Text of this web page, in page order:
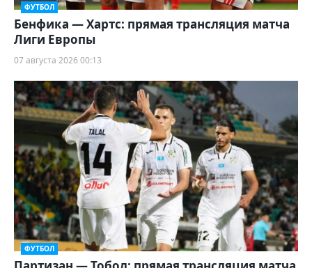
ФУТБОЛ
Бенфика — Хартс: прямая трансляция матча
Лиги Европы
07 августа 2026 00:13
ФУТБОЛ